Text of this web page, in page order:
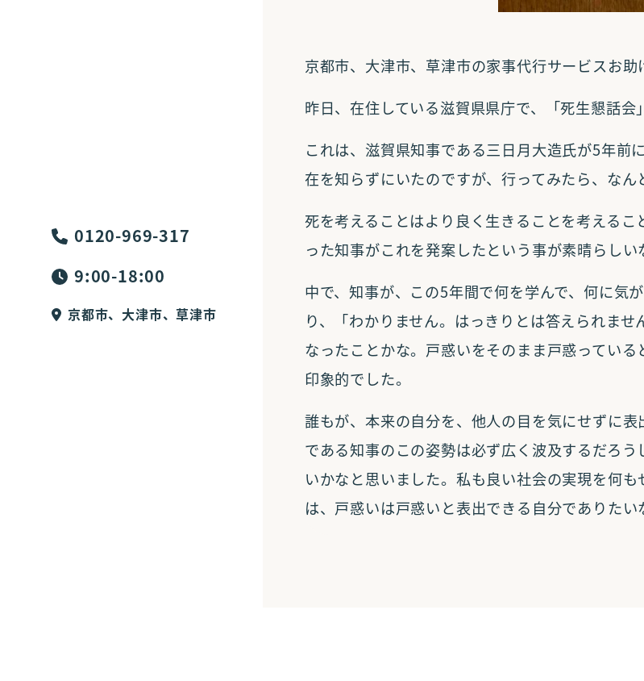
0120-969-317
9:00-18:00
京都市、大津市、草津市
京都市、大津市、草津市の家事代行サービスお助
昨日、在住している滋賀県県庁で、「死生懇話会
これは、滋賀県知事である三日月大造氏が5年前
在を知らずにいたのですが、行ってみたら、なん
死を考えることはより良く生きることを考える
った知事がこれを発案したという事が素晴らしい
中で、知事が、この5年間で何を学んで、何に気
り、「わかりません。はっきりとは答えられま
なったことかな。戸惑いをそのまま戸惑ってい
印象的でした。
誰もが、本来の自分を、他人の目を気にせずに
である知事のこの姿勢は必ず広く波及するだろ
いかなと思いました。私も良い社会の実現を何
は、戸惑いは戸惑いと表出できる自分でありたい